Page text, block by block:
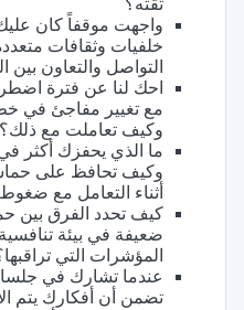
ثقته؟
واجهت موقفاً كان
خلفيات وثقافات
التواصل والتعاون بين
احك لنا عن فترة
مع تغيير مفاجئ في
وكيف تعاملت مع ذلك؟
ما الذي يحفزك أكثر في
وكيف تحافظ على
أثناء التعامل مع
كيف تحدد الفرق بين
ضعيفة في بيئة
المؤشرات التي
عندما تشارك في
تضمن أن أفكارك يتم